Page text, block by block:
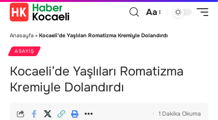
Aa
Anasayfa » Kocaeli’de Yaşlıları Romatizma Kremiyle Dolandırdı
ASAYIŞ
Kocaeli’de Yaşlıları Romatizma
Kremiyle Dolandırdı
1 Dakika Okuma